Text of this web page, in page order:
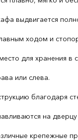
выдвигается
ходом и
для хранения
или слева.
благодаря
на
крепежные